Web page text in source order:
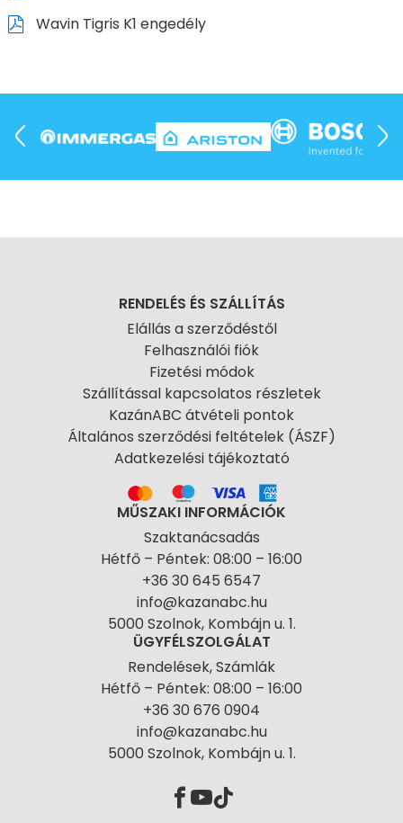
Wavin Tigris K1 engedély
RENDELÉS ÉS SZÁLLÍTÁS
Elállás a szerződéstől
Felhasználói fiók
Fizetési módok
Szállítással kapcsolatos részletek
KazánABC átvételi pontok
Általános szerződési feltételek (ÁSZF)
Adatkezelési tájékoztató
MŰSZAKI INFORMÁCIÓK
Szaktanácsadás
Hétfő – Péntek: 08:00 – 16:00
+36 30 645 6547
info@kazanabc.hu
5000 Szolnok, Kombájn u. 1.
ÜGYFÉLSZOLGÁLAT
Rendelések, Számlák
Hétfő – Péntek: 08:00 – 16:00
+36 30 676 0904
info@kazanabc.hu
5000 Szolnok, Kombájn u. 1.